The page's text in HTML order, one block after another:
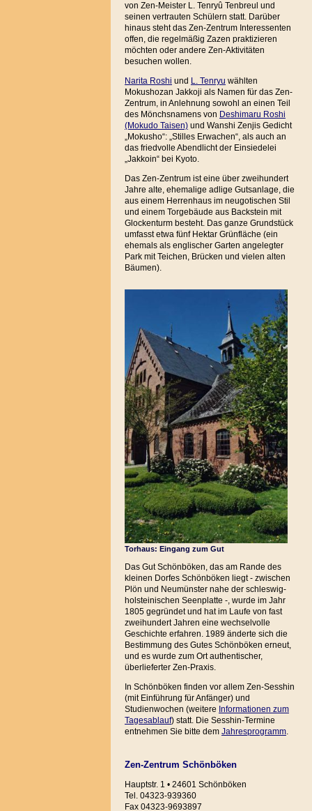
von Zen-Meister L. Tenryû Tenbreul und
seinen vertrauten Schülern statt. Darüber
hinaus steht das Zen-Zentrum Interessenten
offen, die regelmäßig Zazen praktizieren
möchten oder andere Zen-Aktivitäten
besuchen wollen.
Narita Roshi und L. Tenryu wählten
Mokushozan Jakkoji als Namen für das Zen-
Zentrum, in Anlehnung sowohl an einen Teil
des Mönchsnamens von Deshimaru Roshi
(Mokudo Taisen)und Wanshi Zenjis Gedicht
„Mokusho“: „Stilles Erwachen“, als auch an
das friedvolle Abendlicht der Einsiedelei
„Jakkoin“ bei Kyoto.
Das Zen-Zentrum ist eine über zweihundert
Jahre alte, ehemalige adlige Gutsanlage, die
aus einem Herrenhaus im neugotischen Stil
und einem Torgebäude aus Backstein mit
Glockenturm besteht. Das ganze Grundstück
umfasst etwa fünf Hektar Grünfläche (ein
ehemals als englischer Garten angelegter
Park mit Teichen, Brücken und vielen alten
Bäumen).
Torhaus: Eingang zum Gut
Das Gut Schönböken, das am Rande des
kleinen Dorfes Schönböken liegt - zwischen
Plön und Neumünster nahe der schleswig-
holsteinischen Seenplatte -, wurde im Jahr
1805 gegründet und hat im Laufe von fast
zweihundert Jahren eine wechselvolle
Geschichte erfahren. 1989 änderte sich die
Bestimmung des Gutes Schönböken erneut,
und es wurde zum Ort authentischer,
überlieferter Zen-Praxis.
In Schönböken finden vor allem Zen-Sesshin
(mit Einführung für Anfänger) und
Studienwochen (weitere Informationen zum
Tagesablauf) statt. Die Sesshin-Termine
entnehmen Sie bitte dem Jahresprogramm.
Zen-Zentrum Schönböken
Hauptstr. 1 • 24601 Schönböken
Tel. 04323-939360
Fax 04323-9693897